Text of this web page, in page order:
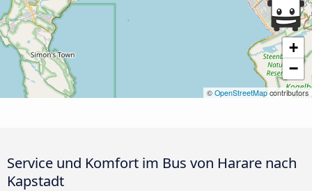
+
−
© OpenStreetMap contributors
Service und Komfort im Bus von Harare nach
Kapstadt